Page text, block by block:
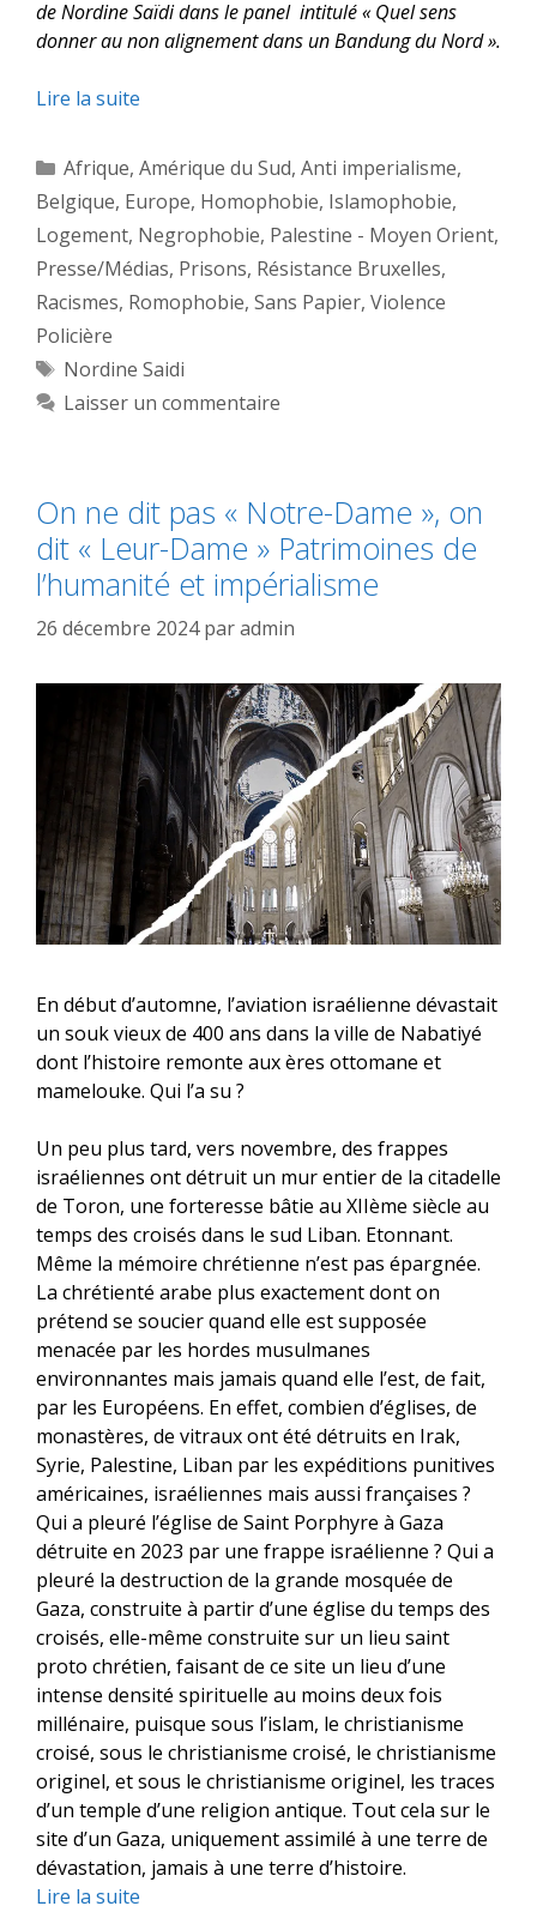
de Nordine Saïdi dans le panel intitulé « Quel sens
donner au non alignement dans un Bandung du Nord ».
Lire la suite
Catégories
Afrique, Amérique du Sud, Anti imperialisme,
Belgique, Europe, Homophobie, Islamophobie,
Logement, Negrophobie, Palestine - Moyen Orient,
Presse/Médias, Prisons, Résistance Bruxelles,
Racismes, Romophobie, Sans Papier, Violence
Policière
Étiquettes
Nordine Saidi
Laisser un commentaire
On ne dit pas « Notre-Dame », on
dit « Leur-Dame » Patrimoines de
l’humanité et impérialisme
26 décembre 2024 paradmin
En début d’automne, l’aviation israélienne dévastait
un souk vieux de 400 ans dans la ville de Nabatiyé
dont l’histoire remonte aux ères ottomane et
mamelouke. Qui l’a su ?
Un peu plus tard, vers novembre, des frappes
israéliennes ont détruit un mur entier de la citadelle
de Toron, une forteresse bâtie au XIIème siècle au
temps des croisés dans le sud Liban. Etonnant.
Même la mémoire chrétienne n’est pas épargnée.
La chrétienté arabe plus exactement dont on
prétend se soucier quand elle est supposée
menacée par les hordes musulmanes
environnantes mais jamais quand elle l’est, de fait,
par les Européens. En effet, combien d’églises, de
monastères, de vitraux ont été détruits en Irak,
Syrie, Palestine, Liban par les expéditions punitives
américaines, israéliennes mais aussi françaises ?
Qui a pleuré l’église de Saint Porphyre à Gaza
détruite en 2023 par une frappe israélienne ? Qui a
pleuré la destruction de la grande mosquée de
Gaza, construite à partir d’une église du temps des
croisés, elle-même construite sur un lieu saint
proto chrétien, faisant de ce site un lieu d’une
intense densité spirituelle au moins deux fois
millénaire, puisque sous l’islam, le christianisme
croisé, sous le christianisme croisé, le christianisme
originel, et sous le christianisme originel, les traces
d’un temple d’une religion antique. Tout cela sur le
site d’un Gaza, uniquement assimilé à une terre de
dévastation, jamais à une terre d’histoire.
Lire la suite